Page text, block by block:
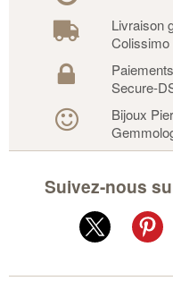
Livraison
Colissimo
Secure-
Bijoux
Suivez-nous